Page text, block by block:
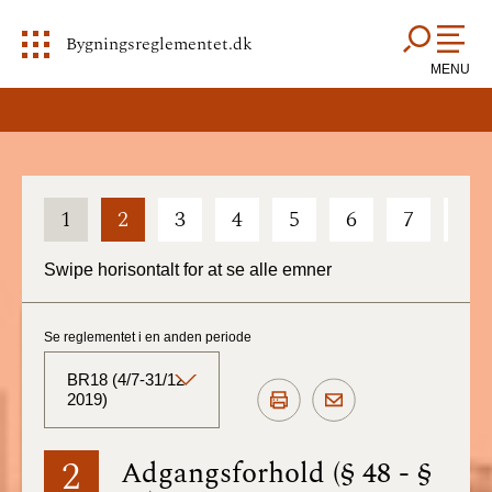
Bygningsreglementet.dk
MENU
1 2 3 4 5 6 7
Swipe horisontalt for at se alle emner
2 Adgangsforhold (§ 48 - §
Se reglementet i en anden periode
BR18 (4/7-31/12
2019)
BR18 (Aktuelt)